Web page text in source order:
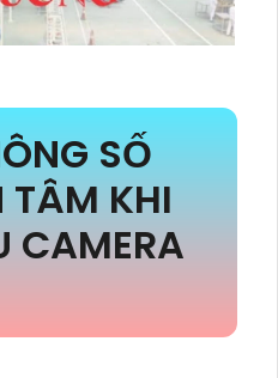
SỐ
TÂM KHI
CAMERA